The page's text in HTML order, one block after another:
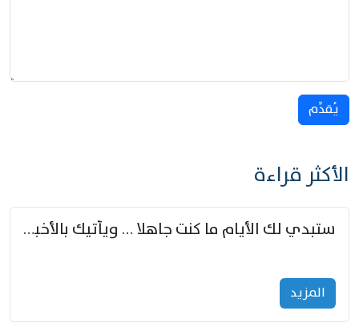
يُقدِّم
الأكثر قراءة
ستبدي لك الأيام ما كنت جاهلا … ويأتيك بالأخبار من لم تزوّد
المزید